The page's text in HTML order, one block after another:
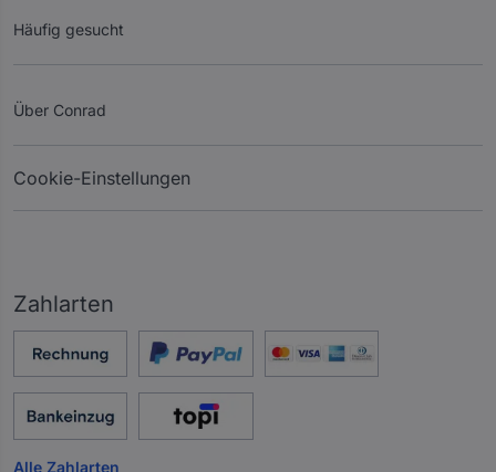
Häufig gesucht
Über Conrad
Cookie-Einstellungen
Zahlarten
Alle Zahlarten